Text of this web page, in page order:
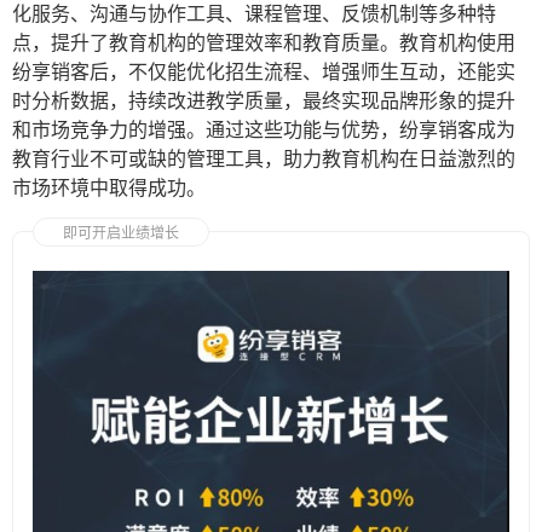
化服务、沟通与协作工具、课程管理、反馈机制等多种特
点，提升了教育机构的管理效率和教育质量。教育机构使用
纷享销客后，不仅能优化招生流程、增强师生互动，还能实
时分析数据，持续改进教学质量，最终实现品牌形象的提升
和市场竞争力的增强。通过这些功能与优势，纷享销客成为
教育行业不可或缺的管理工具，助力教育机构在日益激烈的
市场环境中取得成功。
即可开启业绩增长